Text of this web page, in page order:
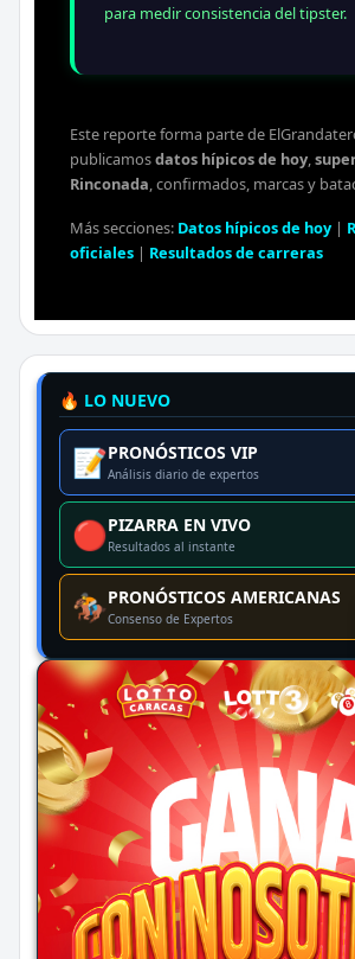
para medir consistencia del tipster.
Este reporte forma parte de
publicamosdatos hípicos de hoy,
Rinconada, confirmados, marcas y
Más secciones: Datos hípicos de hoy|
oficiales | Resultados de carreras
🔥 LO NUEVO
📝PRONÓSTICOS VIP
Análisis diario de expertos
🔴PIZARRA EN VIVO
Resultados al instante
🏇PRONÓSTICOS AMERICANAS
Consenso de Expertos